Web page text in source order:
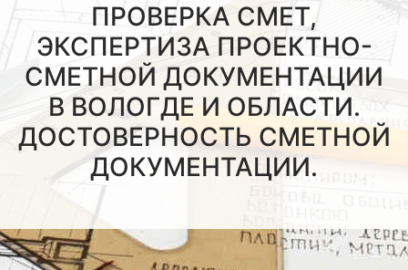
ПРОВЕРКА СМЕТ,
ЭКСПЕРТИЗА ПРОЕКТНО-
СМЕТНОЙ ДОКУМЕНТАЦИИ
В ВОЛОГДЕ И ОБЛАСТИ.
ДОСТОВЕРНОСТЬ СМЕТНОЙ
ДОКУМЕНТАЦИИ.